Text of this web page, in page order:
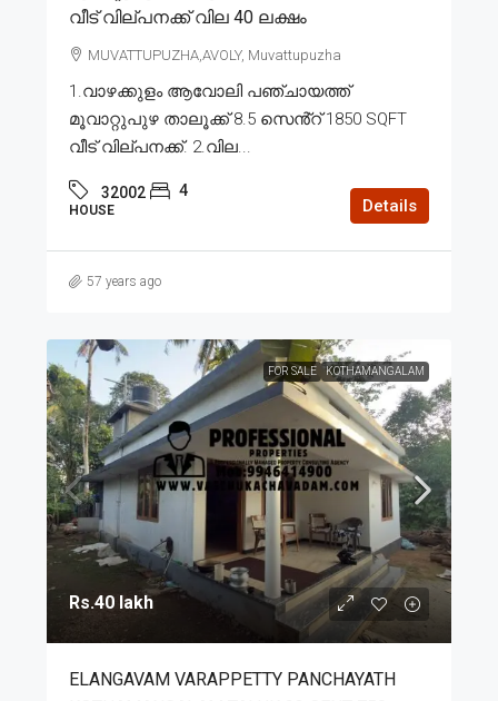
വീട് വില്പനക്ക് വില 40 ലക്ഷം
MUVATTUPUZHA,AVOLY, Muvattupuzha
1.വാഴക്കുളം ആവോലി പഞ്ചായത്ത്
മൂവാറ്റുപുഴ താലൂക്ക് 8.5 സെൻ്റ് 1850 SQFT
വീട് വില്പനക്ക്. 2.വില...
32002 4
HOUSE Details
57 years ago
FOR SALE KOTHAMANGALAM
Rs.40 lakh
ELANGAVAM VARAPPETTY PANCHAYATH